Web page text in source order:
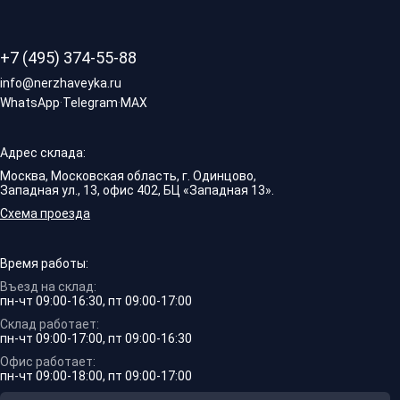
+7 (495) 374-55-88
info@nerzhaveyka.ru
WhatsApp·Telegram·MAX
Адрес склада:
Москва, Московская область, г. Одинцово,
Западная ул., 13, офис 402, БЦ «Западная 13».
Схема проезда
Время работы:
Въезд на склад:
пн-чт 09:00-16:30, пт 09:00-17:00
Склад работает:
пн-чт 09:00-17:00, пт 09:00-16:30
Офис работает:
пн-чт 09:00-18:00, пт 09:00-17:00